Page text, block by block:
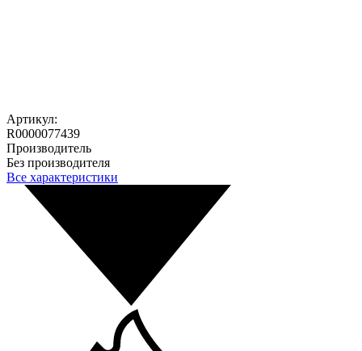
Артикул:
R0000077439
Производитель
Без производителя
Все характеристики